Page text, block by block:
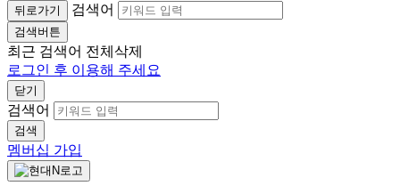
뒤로가기 검색어
검색버튼
최근 검색어 전체삭제
로그인 후 이용해 주세요
닫기
검색어
검색
멤버십 가입